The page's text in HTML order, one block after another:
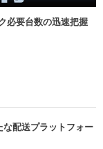
必要台数の迅速把握
配送プラットフォー